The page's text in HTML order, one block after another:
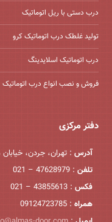
درب دستی با ریل اتوماتیک
تولید غلطک درب اتوماتیک کرو
درب اتوماتیک اسلایدینگ
فروش و نصب انواع درب اتوماتیک
دفتر مرکزی
آدرس : تهران، جردن، خیابان
تلفن : 47628979 – 021
فکس : 43855613 – 021
همراه : 09124723785